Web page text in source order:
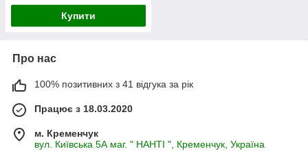
Купити
Про нас
100% позитивних з 41 відгука за рік
Працює з 18.03.2020
м. Кременчук
вул. Київська 5А маг. " НАНТІ ", Кременчук, Україна